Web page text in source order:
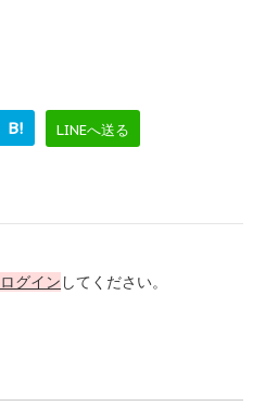
B! LINEへ送る
ログイン してください。